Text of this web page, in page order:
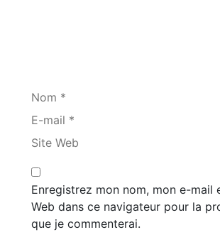
Nom *
E-mail *
Site Web
Enregistrez mon nom, mon e-mail
Web dans ce navigateur pour la
que je commenterai.